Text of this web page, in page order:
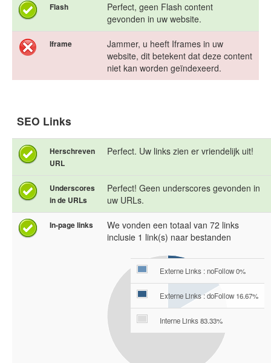
Flash
Perfect, geen Flash content
gevonden in uw website.
Iframe
Jammer, u heeft Iframes in uw
website, dit betekent dat deze content
niet kan worden geïndexeerd.
SEO Links
Herschreven
URL
Perfect. Uw links zien er vriendelijk uit!
Underscores
in de URLs
Perfect! Geen underscores gevonden in
uw URLs.
In-page links
We vonden een totaal van 72 links
inclusie 1 link(s) naar bestanden
Externe Links : noFollow 0%
Externe Links : doFollow 16.67%
Interne Links 83.33%